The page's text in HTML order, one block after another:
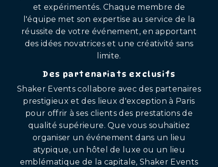
et expérimentés. Chaque membre de
l'équipe met son expertise au service de la
réussite de votre événement, en apportant
des idées novatrices et une créativité sans
limite.
Des partenariats exclusifs
Shaker Events collabore avec des partenaires
prestigieux et des lieux d'exception à Paris
pour offrir à ses clients des prestations de
qualité supérieure. Que vous souhaitiez
organiser un événement dans un lieu
atypique, un hôtel de luxe ou un lieu
emblématique de la capitale, Shaker Events